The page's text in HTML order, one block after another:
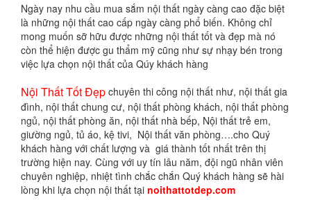
Ngày nay nhu cầu mua sắm nội thất ngày càng cao đặc biệt
là những nội thất cao cấp ngày càng phổ biến. Không chỉ
mong muốn sỡ hữu được những nội thất tốt và đẹp mà nó
còn thể hiện được gu thẩm mỹ cũng như sự nhạy bén trong
việc lựa chọn nội thất của Qúy khách hàng
Nội Thất Tốt Đẹp chuyên thi công nội thất như, nội thất gia
đình, nội thất chung cư, nội thất phòng khách, nội thất phòng
ngủ, nội thất phòng ăn, nội thất nhà bếp, Nội thất trẻ em,
giường ngủ, tủ áo, kệ tivi, Nội thất văn phòng….cho Quý
khách hàng với chất lượng và giá thành tốt nhất trên thị
trường hiện nay. Cùng với uy tín lâu năm, đội ngũ nhân viên
chuyên nghiệp, nhiệt tình chắc chắn Quý khách hàng sẽ hài
lòng khi lựa chọn nội thất tại noithattotdep.com